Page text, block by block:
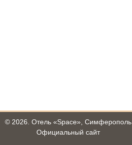
© 2026. Отель «Space», Симферополь
Официальный сайт